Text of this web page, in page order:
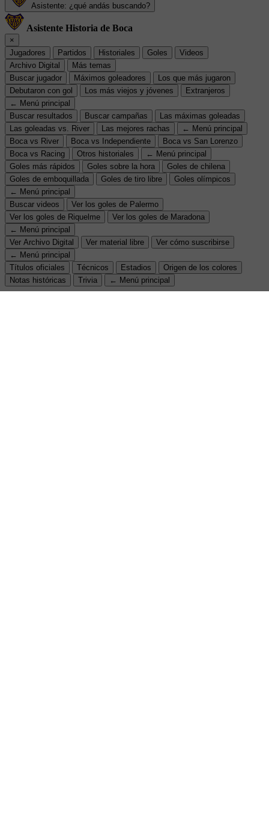
Asistente: ¿qué andás buscando?
Asistente Historia de Boca
×
Jugadores
Partidos Historiales Goles
Videos
Archivo Digital
Más temas
Buscar jugador
Máximos goleadores
Los que más jugaron
Debutaron con gol
Los más viejos y jóvenes
Extranjeros
← Menú principal
Buscar resultados
Buscar campañas
Las máximas goleadas
Las goleadas vs. River
Las mejores rachas
← Menú principal
Boca vs River
Boca vs Independiente
Boca vs San Lorenzo
Boca vs Racing
Otros historiales
← Menú principal
Goles más rápidos
Goles sobre la hora
Goles de chilena
Goles de emboquillada
Goles de tiro libre
Goles olímpicos
← Menú principal
Buscar videos
Ver los goles de Palermo
Ver los goles de Riquelme
Ver los goles de Maradona
← Menú principal
Ver Archivo Digital
Ver material libre
Ver cómo suscribirse
← Menú principal
Títulos oficiales
Técnicos Estadios
Origen de los colores
Notas históricas
Trivia ← Menú principal